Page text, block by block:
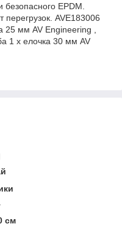
безопасного EPDM.
перегрузок. AVE183006
25 мм AV Engineering ,
1 х елочка 30 мм AV
см